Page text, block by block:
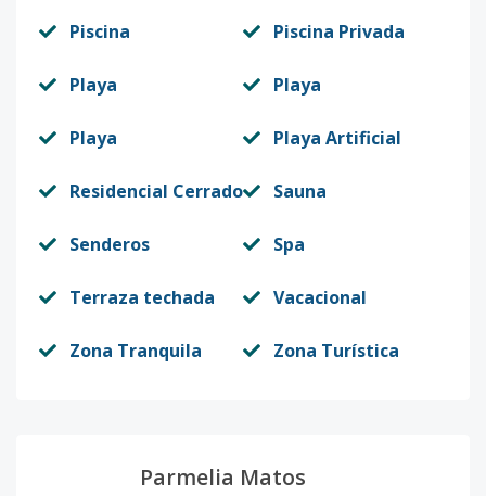
Piscina Piscina Privada
Playa Playa
Playa Playa Artificial
Residencial Cerrado Sauna
Senderos Spa
Terraza techada Vacacional
Zona Tranquila Zona Turística
Parmelia Matos